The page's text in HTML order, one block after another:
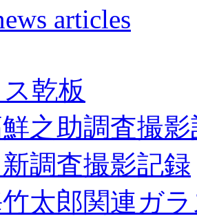
articles
乾板
之助調査撮
調査撮影記録
太郎関連ガ